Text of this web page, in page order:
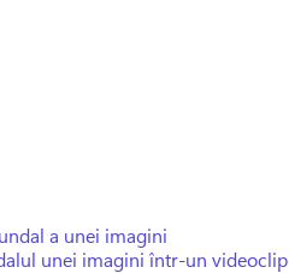
a unei imagini
unei imagini într-un videoclip